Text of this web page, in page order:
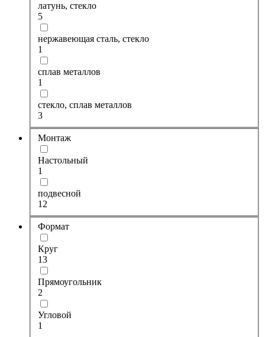
латунь, стекло
5
нержавеющая сталь, стекло
1
сплав металлов
1
стекло, сплав металлов
3
Монтаж
Настольный
1
подвесной
12
Формат
Круг
13
Прямоугольник
2
Угловой
1